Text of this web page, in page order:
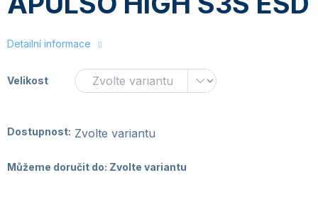
Detailní informace
Velikost
Dostupnost: Zvolte variantu
Můžeme doručit do: Zvolte variantu